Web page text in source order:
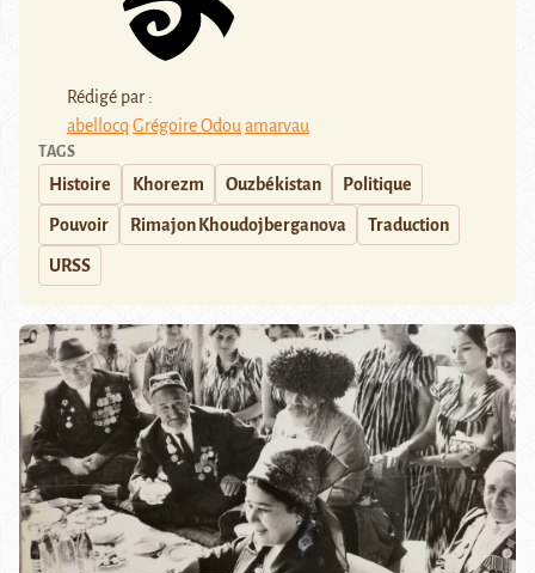
Rédigé par :
abellocq Grégoire Odou amarvau
TAGS
Histoire Khorezm Ouzbékistan Politique
Pouvoir Rimajon Khoudojberganova Traduction
URSS